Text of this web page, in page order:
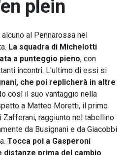
plein
al Pennarossa nel
La squadra di Michelotti
a punteggio pieno, con
incontri. L'ultimo di essi si
che poi replicherà in altre
così il suo vantaggio nella
a Matteo Moretti, il primo
raggiunto nel tabellino
da Busignani e da Giacobbi
Tocca poi a Gasperoni
prima del cambio